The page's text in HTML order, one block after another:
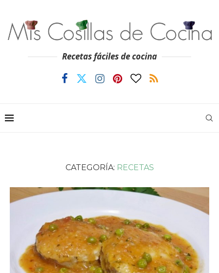
Recetas fáciles de cocina
CATEGORÍA: RECETAS